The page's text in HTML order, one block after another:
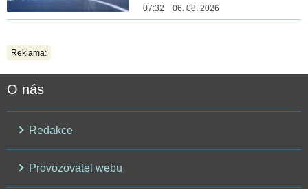
07:32 06. 08. 2026
Reklama:
O nás
Redakce
Provozovatel webu